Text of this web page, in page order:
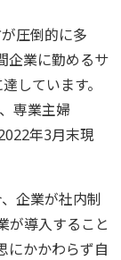
圧倒的に多
企業に勤めるサ
しています。
専業主婦
年3月末現
企業が社内制
が導入すること
にかかわらず自